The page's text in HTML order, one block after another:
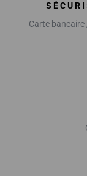
Carte bancaire